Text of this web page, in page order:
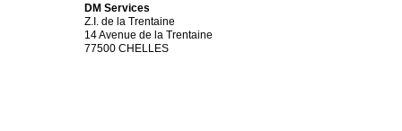
DM Services
Z.I. de la Trentaine
14 Avenue de la Trentaine
77500 CHELLES